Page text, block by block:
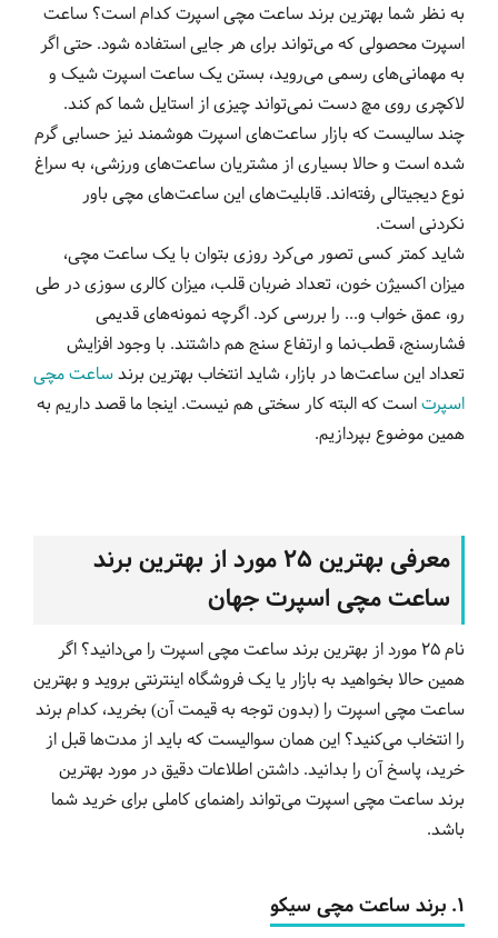
به نظر شما بهترین برند ساعت مچی اسپرت کدام است؟ ساعت
اسپرت محصولی که می‌تواند برای هر جایی استفاده شود. حتی اگر
به مهمانی‌های رسمی می‌روید، بستن یک ساعت اسپرت شیک و
لاکچری روی مچ دست نمی‌تواند چیزی از استایل شما کم کند.
چند سالیست که بازار ساعت‌های اسپرت هوشمند نیز حسابی گرم
شده است و حالا بسیاری از مشتریان ساعت‌های ورزشی، به سراغ
نوع دیجیتالی رفته‌اند. قابلیت‌های این ساعت‌های مچی باور
نکردنی است.
شاید کمتر کسی تصور می‌کرد روزی بتوان با یک ساعت مچی،
میزان اکسیژن خون، تعداد ضربان قلب، میزان کالری سوزی در طی
رو، عمق خواب و... را بررسی کرد. اگرچه نمونه‌های قدیمی
فشارسنج، قطب‌نما و ارتفاع سنج هم داشتند. با وجود افزایش
تعداد این ساعت‌ها در بازار، شاید انتخاب بهترین برندساعت مچی
اسپرتاست که البته کار سختی هم نیست. اینجا ما قصد داریم به
همین موضوع بپردازیم.
معرفی بهترین
برند
ساعتمچی اسپرتجهان
نام 25 مورد از بهترین برند ساعت مچی اسپرت را می‌دانید؟ اگر
همین حالا بخواهید به بازار یا یک فروشگاه اینترنتی بروید و بهترین
ساعت مچی اسپرت را (بدون توجه به قیمت آن) بخرید، کدام برند
را انتخاب می‌کنید؟ این همان سوالیست که باید از مدت‌ها قبل از
خرید، پاسخ آن را بدانید. داشتن اطلاعات دقیق در مورد بهترین
برند ساعت مچی اسپرت می‌تواند راهنمای کاملی برای خرید شما
باشد.
1. برند ساعتمچی سیکو